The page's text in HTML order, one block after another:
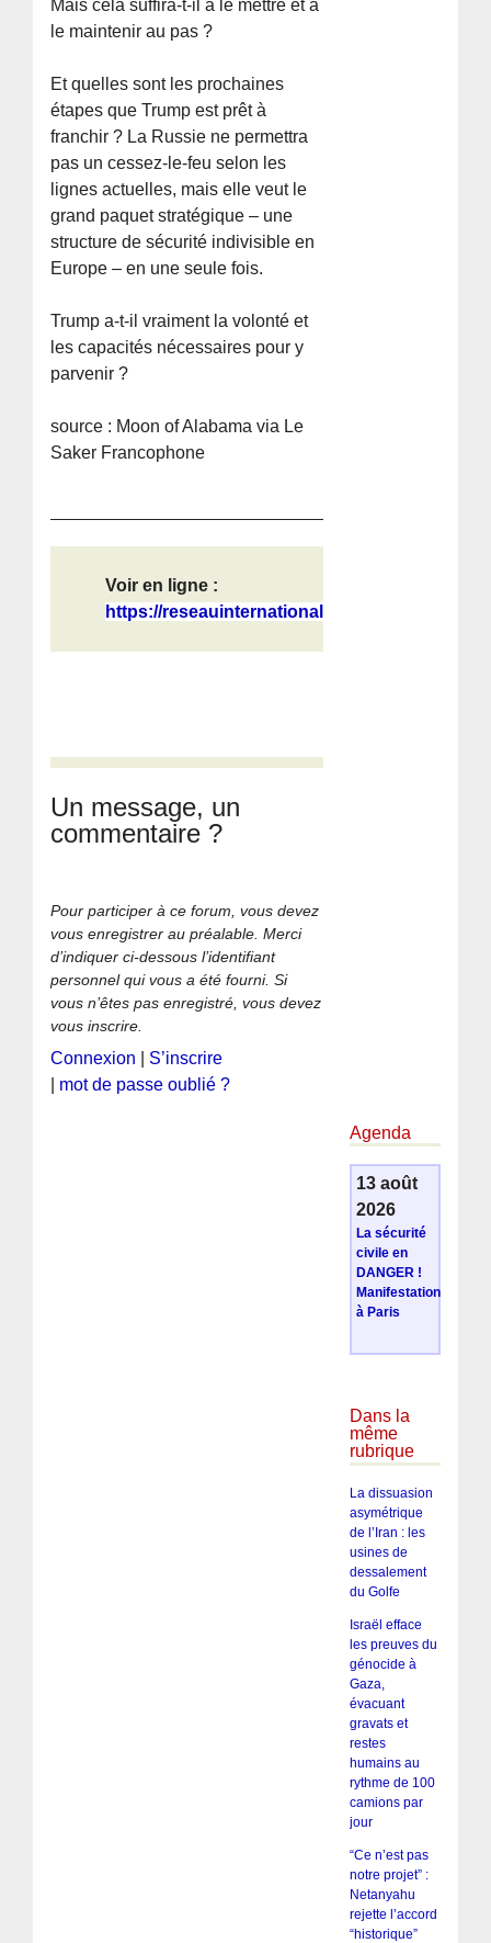
Mais cela suffira-t-il à le mettre et à
le maintenir au pas ?
Et quelles sont les prochaines
étapes que Trump est prêt à
franchir ? La Russie ne permettra
pas un cessez-le-feu selon les
lignes actuelles, mais elle veut le
grand paquet stratégique – une
structure de sécurité indivisible en
Europe – en une seule fois.
Trump a-t-il vraiment la volonté et
les capacités nécessaires pour y
parvenir ?
source : Moon of Alabama via Le
Saker Francophone
Voir en ligne :
https://reseauinternational.net/le-...
Un message, un
commentaire ?
Pour participer à ce forum, vous devez
vous enregistrer au préalable. Merci
d’indiquer ci-dessous l’identifiant
personnel qui vous a été fourni. Si
vous n’êtes pas enregistré, vous devez
vous inscrire.
Connexion
S’inscrire
mot de passe oublié ?
Agenda
13 août
2026
La sécurité
civile en
DANGER !
Manifestation
à Paris
Dans la
même
rubrique
La dissuasion
asymétrique
de l’Iran : les
usines de
dessalement
du Golfe
Israël efface
les preuves du
génocide à
Gaza,
évacuant
gravats et
restes
humains au
rythme de 100
camions par
jour
“Ce n’est pas
notre projet” :
Netanyahu
rejette l’accord
“historique”